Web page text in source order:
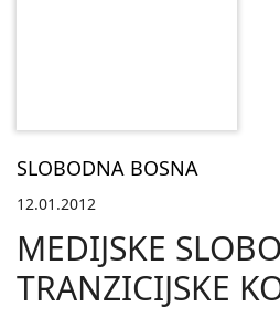
SLOBODNA BOSNA
12.01.2012
MEDIJSKE
TRANZICIJSKE